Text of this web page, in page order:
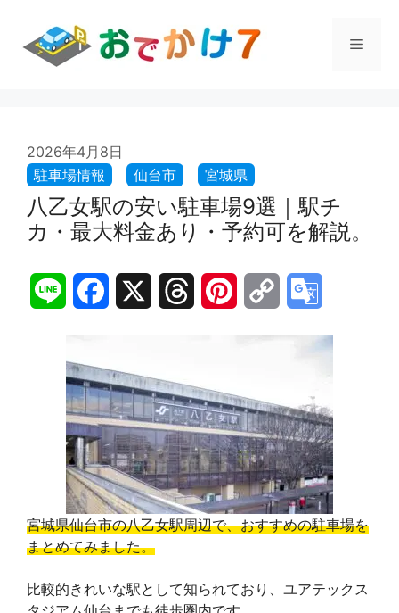
メ
2026年4月8日
八乙女駅の安い駐車場9選｜駅チ
カ・最大料金あり・予約可を解説。
n
e
e
b
o
o
k
e
a
d
s
t
e
r
e
L
i
n
l
e
T
宮城県仙台市の八乙女駅周辺で、おすすめの駐車場を
まとめてみました。
比較的きれいな駅として知られており、ユアテックス